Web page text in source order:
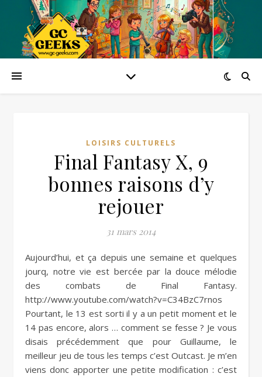
LOISIRS CULTURELS
Final Fantasy X, 9
bonnes raisons d’y
rejouer
31 mars 2014
Aujourd’hui, et ça depuis une semaine et quelques
jourq, notre vie est bercée par la douce mélodie
des combats de Final Fantasy.
http://www.youtube.com/watch?v=C34BzC7rnos
Pourtant, le 13 est sorti il y a un petit moment et le
14 pas encore, alors … comment se fesse ? Je vous
disais précédemment que pour Guillaume, le
meilleur jeu de tous les temps c’est Outcast. Je m’en
viens donc apporter une petite modification : c’est